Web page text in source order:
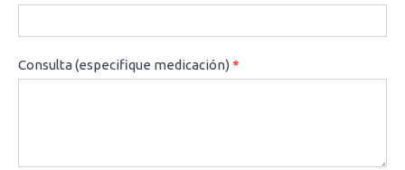
Consulta (especifique medicación)*